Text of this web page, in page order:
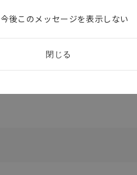
今後このメッセージを表示しない
閉じる